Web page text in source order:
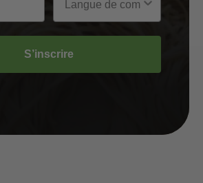
S’inscrire